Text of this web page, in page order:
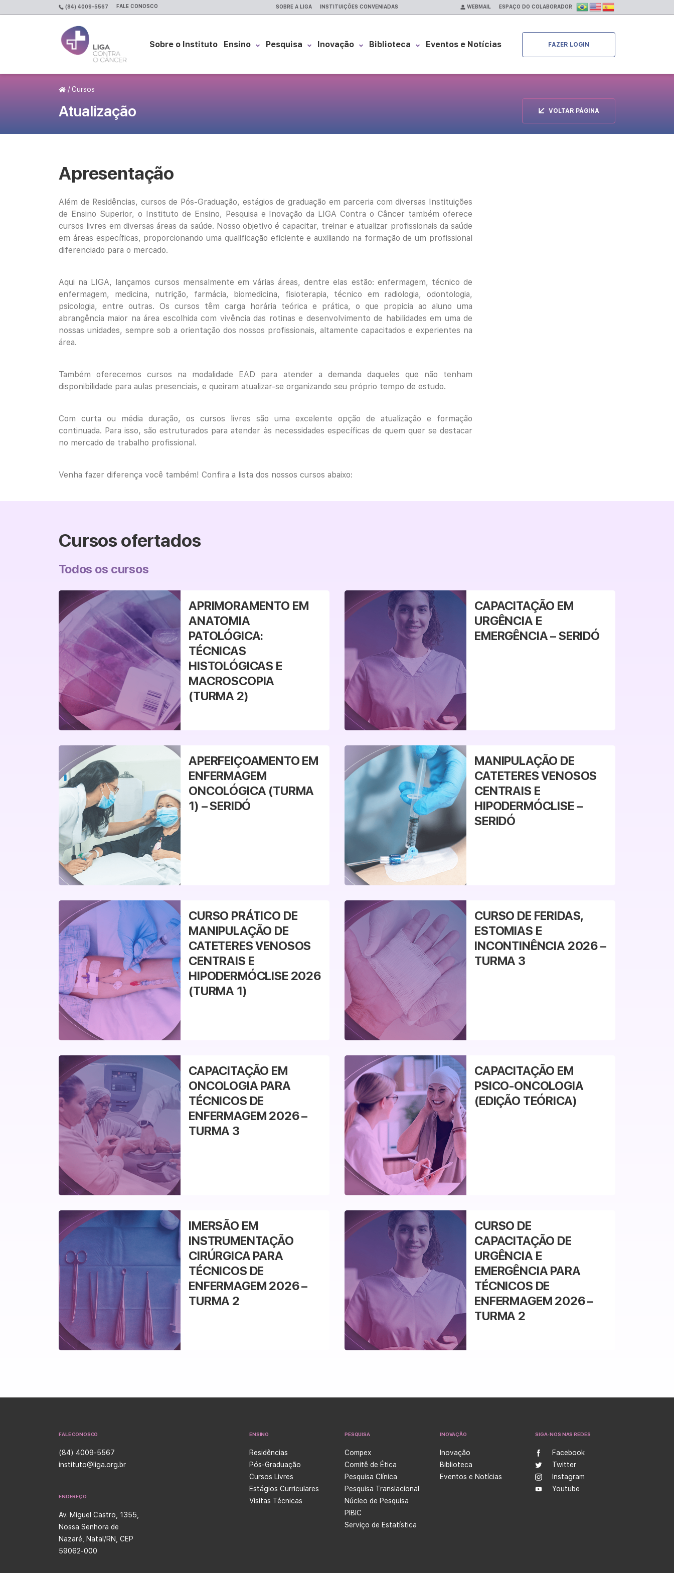
(84) 4009-5567 FALE CONOSCO SOBRE A LIGA INSTITUIÇÕES CONVENIADAS WEBMAIL ESPAÇO DO COLABORADOR
Sobre o Instituto Ensino Pesquisa Inovação Biblioteca Eventos e Notícias FAZER LOGIN
Página Inicial
/Cursos
Atualização VOLTAR PÁGINA
Apresentação
Além de Residências, cursos de Pós-Graduação, estágios de graduação em parceria com diversas Instituições
de Ensino Superior, o Instituto de Ensino, Pesquisa e Inovação da LIGA Contra o Câncer também oferece
cursos livres em diversas áreas da saúde. Nosso objetivo é capacitar, treinar e atualizar profissionais da saúde
em áreas específicas, proporcionando uma qualificação eficiente e auxiliando na formação de um profissional
diferenciado para o mercado.
Aqui na LIGA, lançamos cursos mensalmente em várias áreas, dentre elas estão: enfermagem, técnico de
enfermagem, medicina, nutrição, farmácia, biomedicina, fisioterapia, técnico em radiologia, odontologia,
psicologia, entre outras. Os cursos têm carga horária teórica e prática, o que propicia ao aluno uma
abrangência maior na área escolhida com vivência das rotinas e desenvolvimento de habilidades em uma de
nossas unidades, sempre sob a orientação dos nossos profissionais, altamente capacitados e experientes na
área.
Também oferecemos cursos na modalidade EAD para atender a demanda daqueles que não tenham
disponibilidade para aulas presenciais, e queiram atualizar-se organizando seu próprio tempo de estudo.
Com curta ou média duração, os cursos livres são uma excelente opção de atualização e formação
continuada. Para isso, são estruturados para atender às necessidades específicas de quem quer se destacar
no mercado de trabalho profissional.
Venha fazer diferença você também! Confira a lista dos nossos cursos abaixo:
Cursos ofertados
Todos os cursos
Veja mais
APRIMORAMENTO EM
ANATOMIA
PATOLÓGICA:
TÉCNICAS
HISTOLÓGICAS E
MACROSCOPIA
(TURMA 2)
Veja mais
CAPACITAÇÃO EM
URGÊNCIA E
EMERGÊNCIA – SERIDÓ
APERFEIÇOAMENTO EM
ENFERMAGEM
ONCOLÓGICA (TURMA
1) – SERIDÓ
MANIPULAÇÃO DE
CATETERES VENOSOS
CENTRAIS E
HIPODERMÓCLISE –
SERIDÓ
Veja mais
CURSO PRÁTICO DE
MANIPULAÇÃO DE
CATETERES VENOSOS
CENTRAIS E
HIPODERMÓCLISE 2026
(TURMA 1)
Veja mais
CURSO DE FERIDAS,
ESTOMIAS E
INCONTINÊNCIA 2026 –
TURMA 3
Veja mais
CAPACITAÇÃO EM
ONCOLOGIA PARA
TÉCNICOS DE
ENFERMAGEM 2026 –
TURMA 3
Veja mais
CAPACITAÇÃO EM
PSICO-ONCOLOGIA
(EDIÇÃO TEÓRICA)
Veja mais
IMERSÃO EM
INSTRUMENTAÇÃO
CIRÚRGICA PARA
TÉCNICOS DE
ENFERMAGEM 2026 –
TURMA 2
Veja mais
CURSO DE
CAPACITAÇÃO DE
URGÊNCIA E
EMERGÊNCIA PARA
TÉCNICOS DE
ENFERMAGEM 2026 –
TURMA 2
FALE CONOSCO
(84) 4009-5567
instituto@liga.org.br
ENDEREÇO
Av. Miguel Castro, 1355,
Nossa Senhora de
Nazaré, Natal/RN, CEP
59062-000
ENSINO
Residências
Pós-Graduação
Cursos Livres
Estágios Curriculares
Visitas Técnicas
PESQUISA
Compex
Comitê de Ética
Pesquisa Clínica
Pesquisa Translacional
Núcleo de Pesquisa
PIBIC
Serviço de Estatística
INOVAÇÃO
Inovação
Biblioteca
Eventos e Notícias
SIGA-NOS NAS REDES
Facebook
Twitter
Instagram
Youtube